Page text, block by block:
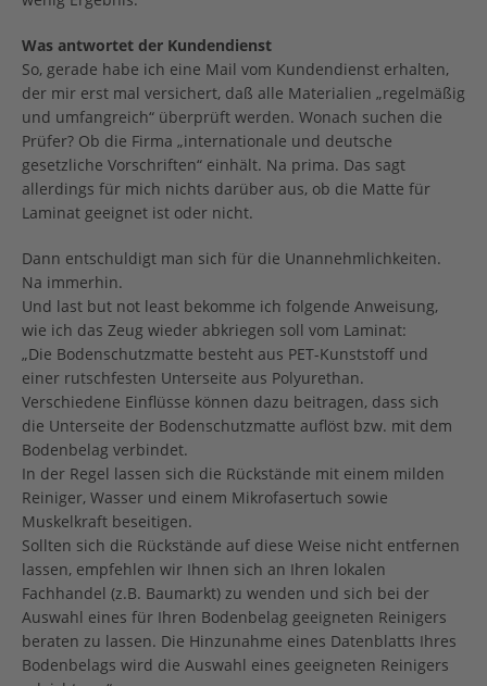
Was antwortet der Kundendienst
So, gerade habe ich eine Mail vom Kundendienst erhalten,
der mir erst mal versichert, daß alle Materialien „regelmäßig
und umfangreich“ überprüft werden. Wonach suchen die
Prüfer? Ob die Firma „internationale und deutsche
gesetzliche Vorschriften“ einhält. Na prima. Das sagt
allerdings für mich nichts darüber aus, ob die Matte für
Laminat geeignet ist oder nicht.
Dann entschuldigt man sich für die Unannehmlichkeiten.
Na immerhin.
Und last but not least bekomme ich folgende Anweisung,
wie ich das Zeug wieder abkriegen soll vom Laminat:
„Die Bodenschutzmatte besteht aus PET-Kunststoff und
einer rutschfesten Unterseite aus Polyurethan.
Verschiedene Einflüsse können dazu beitragen, dass sich
die Unterseite der Bodenschutzmatte auflöst bzw. mit dem
Bodenbelag verbindet.
In der Regel lassen sich die Rückstände mit einem milden
Reiniger, Wasser und einem Mikrofasertuch sowie
Muskelkraft beseitigen.
Sollten sich die Rückstände auf diese Weise nicht entfernen
lassen, empfehlen wir Ihnen sich an Ihren lokalen
Fachhandel (z.B. Baumarkt) zu wenden und sich bei der
Auswahl eines für Ihren Bodenbelag geeigneten Reinigers
beraten zu lassen. Die Hinzunahme eines Datenblatts Ihres
Bodenbelags wird die Auswahl eines geeigneten Reinigers